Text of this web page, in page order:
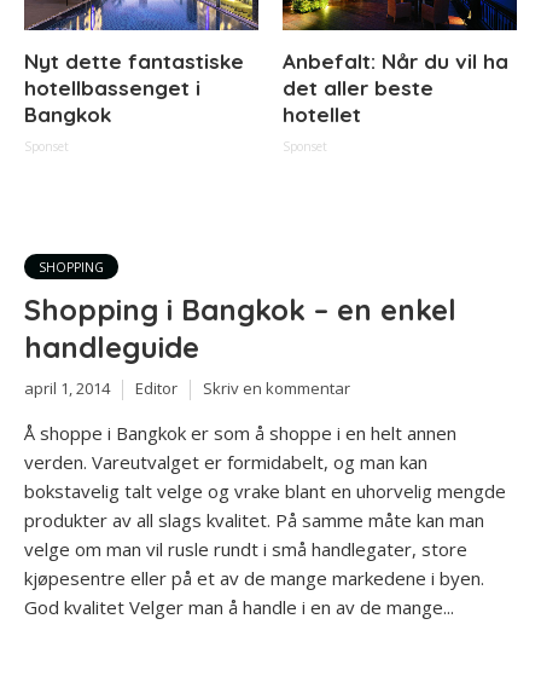
Nyt dette fantastiske
hotellbassenget i
Bangkok
Sponset
Anbefalt: Når du vil ha
det aller beste
hotellet
Sponset
SHOPPING
Shopping i Bangkok – en enkel
handleguide
april 1, 2014 Editor Skriv en kommentar
Å shoppe i Bangkok er som å shoppe i en helt annen
verden. Vareutvalget er formidabelt, og man kan
bokstavelig talt velge og vrake blant en uhorvelig mengde
produkter av all slags kvalitet. På samme måte kan man
velge om man vil rusle rundt i små handlegater, store
kjøpesentre eller på et av de mange markedene i byen.
God kvalitet Velger man å handle i en av de mange...